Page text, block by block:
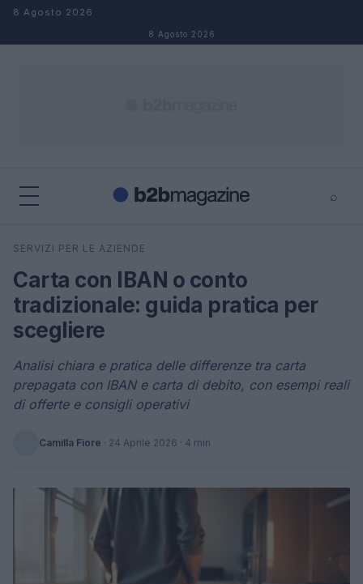
Salta al contenuto
8 Agosto 2026
8 Agosto 2026
⌕
Cerca
SERVIZI PER LE AZIENDE
Carta con IBAN o conto
tradizionale: guida pratica per
scegliere
Analisi chiara e pratica delle differenze tra carta
prepagata con IBAN e carta di debito, con esempi reali
di offerte e consigli operativi
Camilla Fiore · 24 Aprile 2026 · 4 min